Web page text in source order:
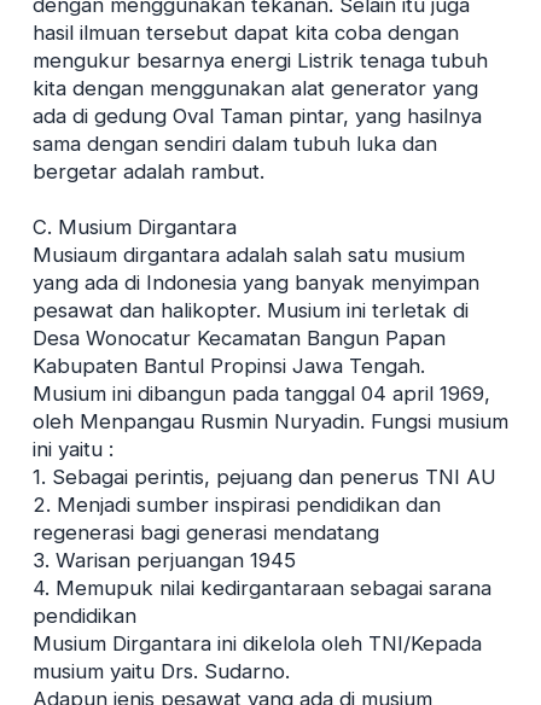
dengan menggunakan tekanan. Selain itu juga
hasil ilmuan tersebut dapat kita coba dengan
mengukur besarnya energi Listrik tenaga tubuh
kita dengan menggunakan alat generator yang
ada di gedung Oval Taman pintar, yang hasilnya
sama dengan sendiri dalam tubuh luka dan
bergetar adalah rambut.
C. Musium Dirgantara
Musiaum dirgantara adalah salah satu musium
yang ada di Indonesia yang banyak menyimpan
pesawat dan halikopter. Musium ini terletak di
Desa Wonocatur Kecamatan Bangun Papan
Kabupaten Bantul Propinsi Jawa Tengah.
Musium ini dibangun pada tanggal 04 april 1969,
oleh Menpangau Rusmin Nuryadin. Fungsi musium
ini yaitu :
1. Sebagai perintis, pejuang dan penerus TNI AU
2. Menjadi sumber inspirasi pendidikan dan
regenerasi bagi generasi mendatang
3. Warisan perjuangan 1945
4. Memupuk nilai kedirgantaraan sebagai sarana
pendidikan
Musium Dirgantara ini dikelola oleh TNI/Kepada
musium yaitu Drs. Sudarno.
Adapun jenis pesawat yang ada di musium